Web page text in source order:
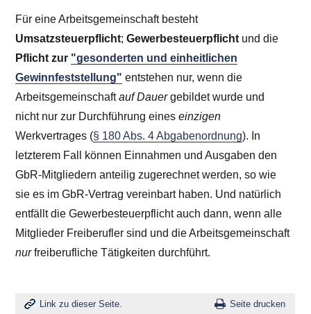
Für eine Arbeitsgemeinschaft besteht
Umsatzsteuerpflicht;Gewerbesteuerpflicht und die
Pflicht zur "gesonderten und einheitlichen
Gewinnfeststellung" entstehen nur, wenn die
Arbeitsgemeinschaftauf Dauergebildet wurde und
nicht nur zur Durchführung eineseinzigen
Werkvertrages (§ 180 Abs. 4 Abgabenordnung). In
letzterem Fall können Einnahmen und Ausgaben den
GbR-Mitgliedern anteilig zugerechnet werden, so wie
sie es im GbR-Vertrag vereinbart haben. Und natürlich
entfällt die Gewerbesteuerpflicht auch dann, wenn alle
Mitglieder Freiberufler sind und die Arbeitsgemeinschaft
nurfreiberufliche Tätigkeiten durchführt.
Link zu dieser Seite. Seite drucken